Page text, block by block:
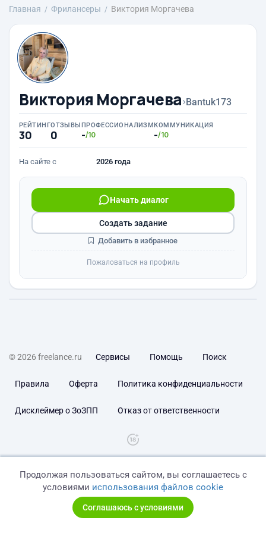
Главная Фрилансеры Виктория Моргачева
Виктория Моргачева›Bantuk173
РЕЙТИНГ
30
ОТЗЫВЫ
0
ПРОФЕССИОНАЛИЗМ
-/10
КОММУНИКАЦИЯ
-/10
На сайте с 2026 года
Начать диалог
Создать задание
Добавить в избранное
Пожаловаться на профиль
© 2026 freelance.ru Сервисы Помощь Поиск
Правила Оферта Политика конфиденциальности
Дисклеймер о ЗоЗПП Отказ от ответственности
Продолжая пользоваться сайтом, вы соглашаетесь с
условиями использования файлов cookie
Соглашаюсь с условиями